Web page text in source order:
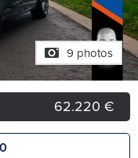
9 photos
62.220 €